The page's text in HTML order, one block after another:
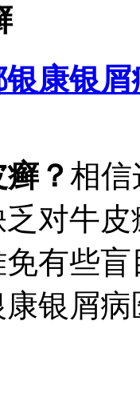
银康银
？ 相信
对牛
有些
银屑